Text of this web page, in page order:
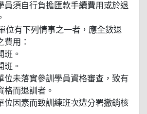
員須自行負擔匯款手續費用或於退
位有下列情事之一者，應全數退
用：
班。
班。
位未落實參訓學員資格審查，致有
格而退訓者。
位因素而致訓練班次遭分署撤銷核